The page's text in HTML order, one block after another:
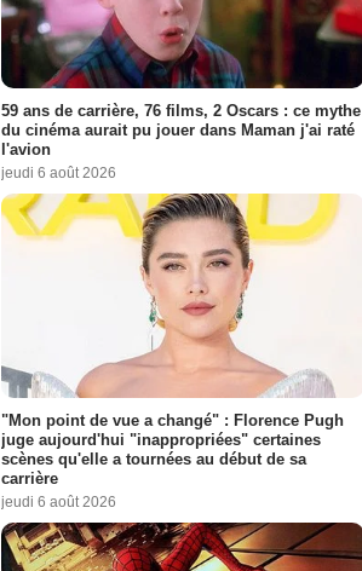
59 ans de carrière, 76 films, 2 Oscars : ce mythe
du cinéma aurait pu jouer dans Maman j'ai raté
l'avion
jeudi 6 août 2026
"Mon point de vue a changé" : Florence Pugh
juge aujourd'hui "inappropriées" certaines
scènes qu'elle a tournées au début de sa
carrière
jeudi 6 août 2026